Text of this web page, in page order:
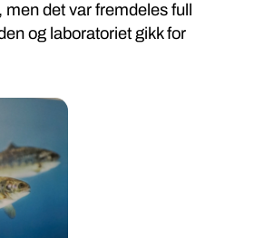
det var fremdeles full
og laboratoriet gikk for